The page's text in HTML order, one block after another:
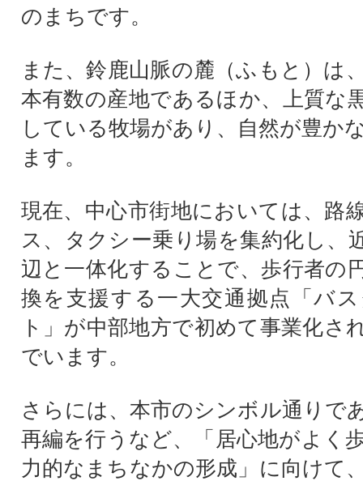
のまちです。
また、鈴鹿山脈の麓（ふもと）は
本有数の産地であるほか、上質な
している牧場があり、自然が豊か
ます。
現在、中心市街地においては、路
ス、タクシー乗り場を集約化し、
辺と一体化することで、歩行者の
換を支援する一大交通拠点「バ
ト」が中部地方で初めて事業化さ
でいます。
さらには、本市のシンボル通りで
再編を行うなど、「居心地がよく
力的なまちなかの形成」に向けて